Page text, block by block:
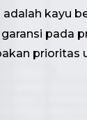
adalah kayu
pada
prioritas